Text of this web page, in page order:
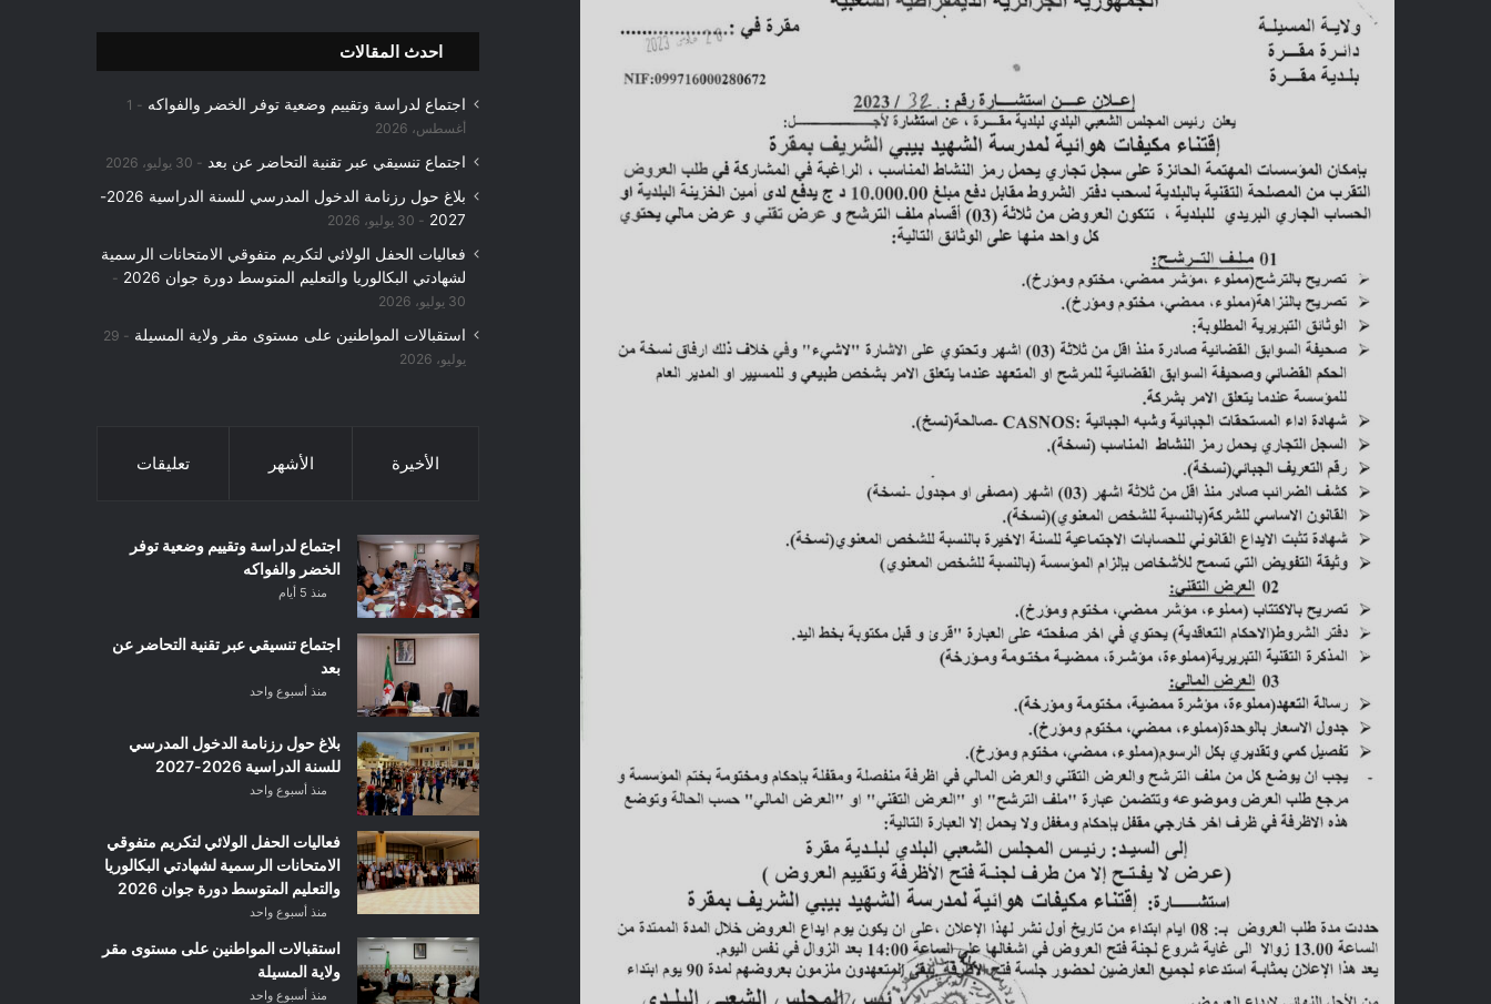
احدث المقالات
اجتماع لدراسة وتقييم وضعية توفر الخضر والفواكه
1
أغسطس، 2026
اجتماع تنسيقي عبر تقنية التحاضر عن بعد 30 يوليو، 2026
بلاغ حول رزنامة الدخول المدرسي للسنة الدراسية 2026-
2027
30 يوليو، 2026
فعاليات الحفل الولائي لتكريم متفوقي الامتحانات الرسمية
لشهادتي البكالوريا والتعليم المتوسط دورة جوان 2026
30 يوليو، 2026
استقبالات المواطنين على مستوى مقر ولاية المسيلة
29
يوليو، 2026
الأخيرة الأشهر تعليقات
اجتماع لدراسة وتقييم وضعية توفر
الخضر والفواكه
منذ 5 أيام
اجتماع تنسيقي عبر تقنية التحاضر عن
بعد
منذ أسبوع واحد
بلاغ حول رزنامة الدخول المدرسي
للسنة الدراسية 2026-2027
منذ أسبوع واحد
فعاليات الحفل الولائي لتكريم متفوقي
الامتحانات الرسمية لشهادتي البكالوريا
والتعليم المتوسط دورة جوان 2026
منذ أسبوع واحد
استقبالات المواطنين على مستوى مقر
ولاية المسيلة
منذ أسبوع واحد